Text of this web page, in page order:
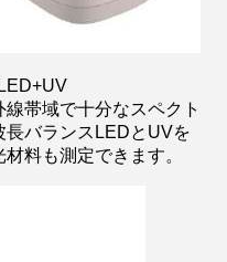
帯域で十分なスペクト
長バランスLEDとUVを
料も測定できます。